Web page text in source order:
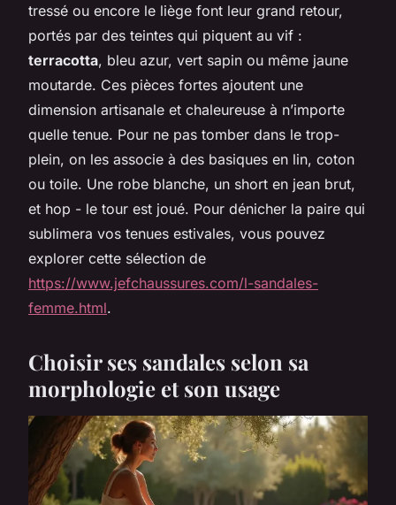
tressé ou encore le liège font leur grand retour,
portés par des teintes qui piquent au vif :
terracotta, bleu azur, vert sapin ou même jaune
moutarde. Ces pièces fortes ajoutent une
dimension artisanale et chaleureuse à n’importe
quelle tenue. Pour ne pas tomber dans le trop-
plein, on les associe à des basiques en lin, coton
ou toile. Une robe blanche, un short en jean brut,
et hop - le tour est joué. Pour dénicher la paire qui
sublimera vos tenues estivales, vous pouvez
explorer cette sélection de
https://www.jefchaussures.com/l-sandales-
femme.html.
Choisir ses sandales selon sa
morphologie et son usage